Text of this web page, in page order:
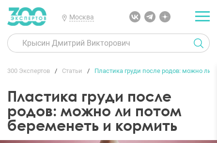
Москва
300 Экспертов Статьи Пластика груди после родов: можно ли
Пластика груди после
родов: можно ли потом
беременеть и кормить